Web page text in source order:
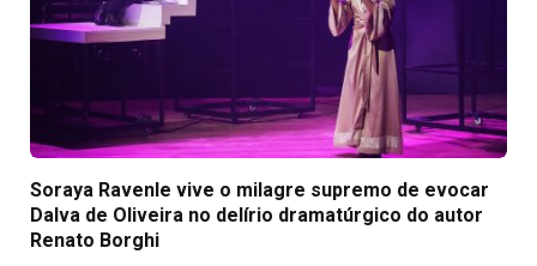
Soraya Ravenle vive o milagre supremo de evocar
Dalva de Oliveira no delírio dramatúrgico do autor
Renato Borghi